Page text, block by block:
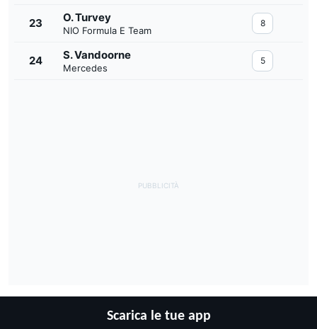
23 O. Turvey
NIO Formula E Team
8
24 S. Vandoorne
Mercedes
5
Scarica le tue app